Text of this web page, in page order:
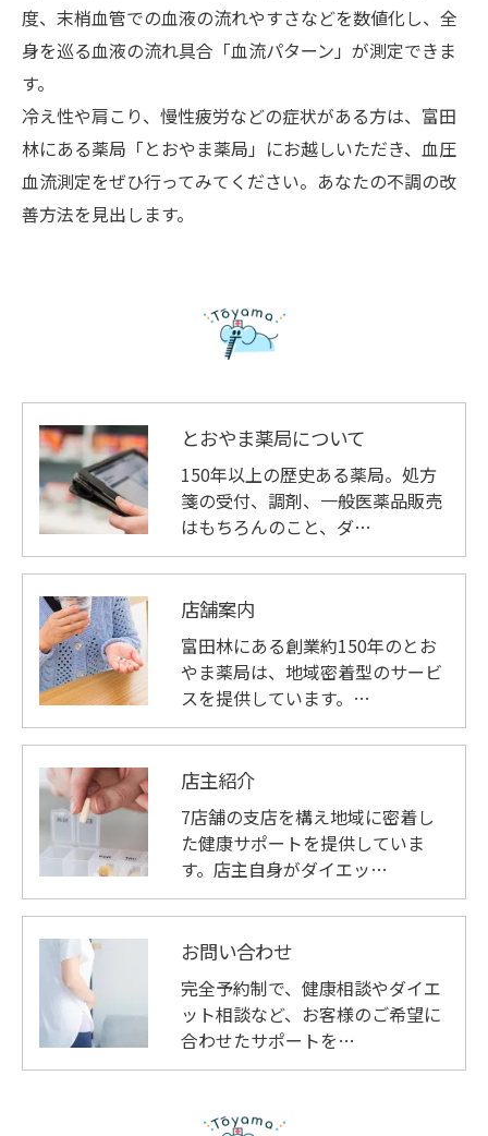
度、末梢血管での血液の流れやすさなどを数値化し、全
身を巡る血液の流れ具合「血流パターン」が測定できま
す。
冷え性や肩こり、慢性疲労などの症状がある方は、富田
林にある薬局「とおやま薬局」にお越しいただき、血圧
血流測定をぜひ行ってみてください。あなたの不調の改
善方法を見出します。
とおやま薬局について
150年以上の歴史ある薬局。処方
箋の受付、調剤、一般医薬品販売
はもちろんのこと、ダ…
店舗案内
富田林にある創業約150年のとお
やま薬局は、地域密着型のサービ
スを提供しています。…
店主紹介
7店舗の支店を構え地域に密着し
た健康サポートを提供していま
す。店主自身がダイエッ…
お問い合わせ
完全予約制で、健康相談やダイエ
ット相談など、お客様のご希望に
合わせたサポートを…